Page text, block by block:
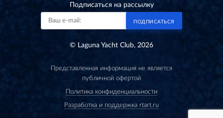
Подписаться на рассылку
ПОДПИСАТЬСЯ
© Laguna Yacht Club, 2026
Представленная информация не является
публичной офертой
Политика конфиденциальности
Разработка и поддержка rtart.ru